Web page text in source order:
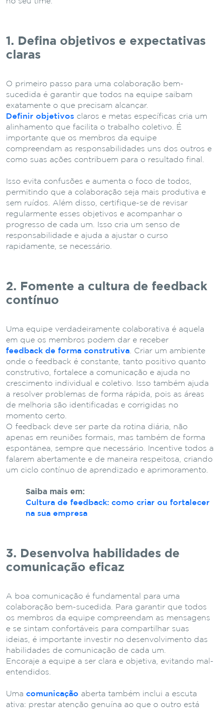
1. Defina objetivos e expectativas
claras
O primeiro passo para uma colaboração bem-
sucedida é garantir que todos na equipe saibam
exatamente o que precisam alcançar.
Definir objetivos claros e metas específicas cria um
alinhamento que facilita o trabalho coletivo. É
importante que os membros da equipe
compreendam as responsabilidades uns dos outros e
como suas ações contribuem para o resultado final.
Isso evita confusões e aumenta o foco de todos,
permitindo que a colaboração seja mais produtiva e
sem ruídos. Além disso, certifique-se de revisar
regularmente esses objetivos e acompanhar o
progresso de cada um. Isso cria um senso de
responsabilidade e ajuda a ajustar o curso
rapidamente, se necessário.
2. Fomente a cultura de feedback
contínuo
Uma equipe verdadeiramente colaborativa é aquela
em que os membros podem dar e receber
feedback de forma construtiva . Criar um ambiente
onde o feedback é constante, tanto positivo quanto
construtivo, fortalece a comunicação e ajuda no
crescimento individual e coletivo. Isso também ajuda
a resolver problemas de forma rápida, pois as áreas
de melhoria são identificadas e corrigidas no
momento certo.
O feedback deve ser parte da rotina diária, não
apenas em reuniões formais, mas também de forma
espontânea, sempre que necessário. Incentive todos a
falarem abertamente e de maneira respeitosa, criando
um ciclo contínuo de aprendizado e aprimoramento.
Saiba mais em:
Cultura de feedback: como criar ou fortalecer
na sua empresa
3. Desenvolva habilidades de
comunicação eficaz
A boa comunicação é fundamental para uma
colaboração bem-sucedida. Para garantir que todos
os membros da equipe compreendam as mensagens
e se sintam confortáveis para compartilhar suas
ideias, é importante investir no desenvolvimento das
habilidades de comunicação de cada um.
Encoraje a equipe a ser clara e objetiva, evitando mal-
entendidos.
Uma comunicação aberta também inclui a escuta
ativa: prestar atenção genuína ao que o outro está